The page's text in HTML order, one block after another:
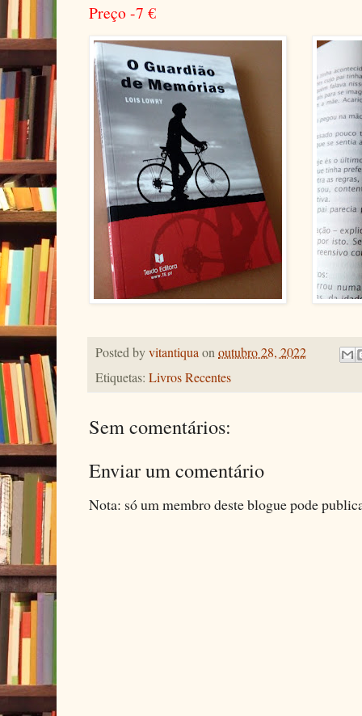
Preço -7 €
Posted byvitantiquaonoutubro 28, 2022
Etiquetas: Livros Recentes
Sem comentários:
Enviar um comentário
Nota: só um membro deste blogue pode